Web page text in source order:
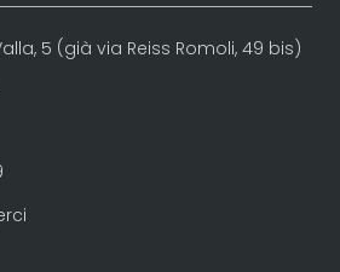
5 (già via Reiss Romoli, 49 bis)